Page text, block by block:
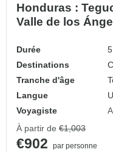
Honduras :
Valle de los
Durée
Destinations
Tranche d'âge
Langue
Voyagiste
À partir de €1,003
€902
par personne